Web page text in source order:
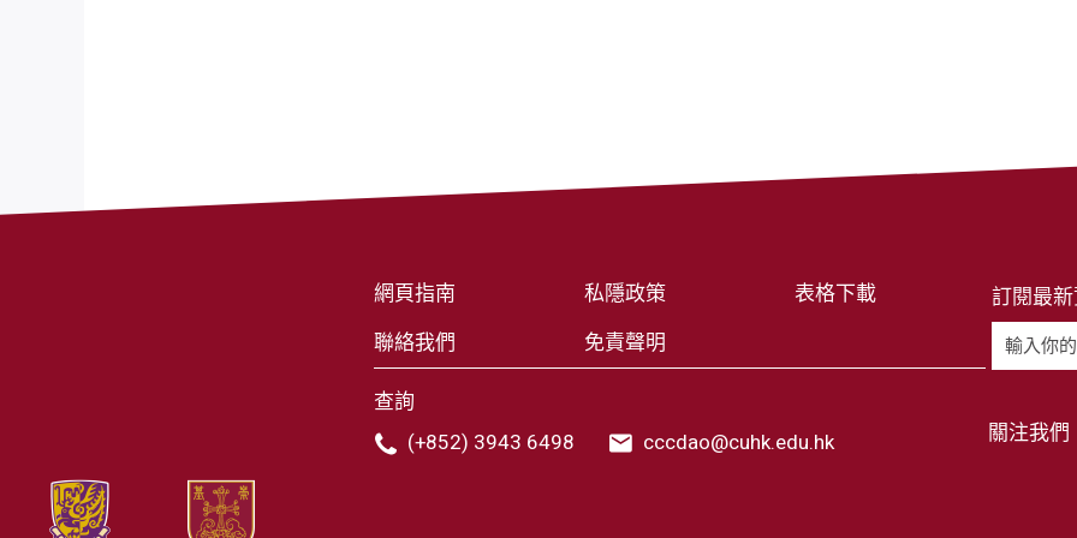
網頁指南
聯絡我們
私隱政策
免責聲明
表格下載
查詢
(+852) 3943 6498
cccdao@cuhk.edu.hk
訂閱最
關注我們